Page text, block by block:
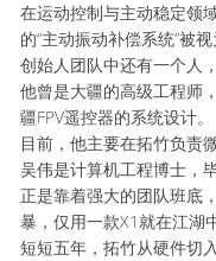
在运动控制与主动稳定领
的“主动振动补偿系统”被视
创始人团队中还有一个人
他曾是大疆的高级工程师
疆FPV遥控器的系统设计。
目前，他主要在拓竹负责
吴伟是计算机工程博士，
正是靠着强大的团队班底
暴，仅用一款X1就在江湖
短短五年，拓竹从硬件切